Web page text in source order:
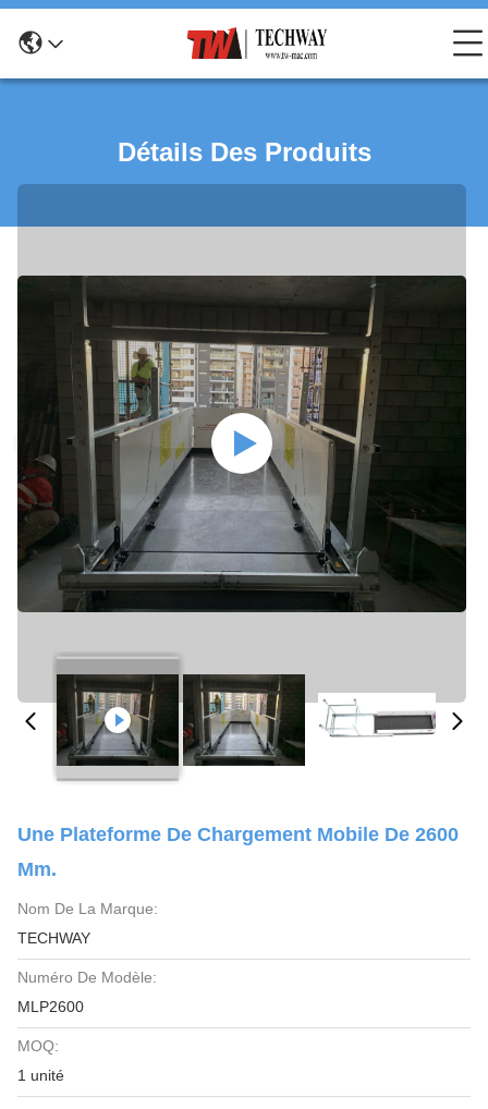
Détails Des Produits
Une Plateforme De Chargement Mobile De 2600
Mm.
Nom De La Marque:
TECHWAY
Numéro De Modèle:
MLP2600
MOQ:
1 unité